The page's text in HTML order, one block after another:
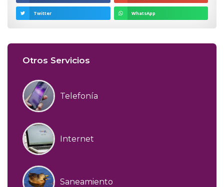
Twitter WhatsApp
Otros Servicios
Telefonía
Internet
Saneamiento